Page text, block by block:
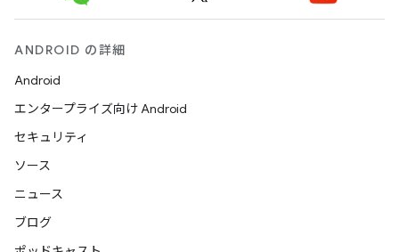
ANDROID の詳細
Android
エンタープライズ向け Android
セキュリティ
ソース
ニュース
ブログ